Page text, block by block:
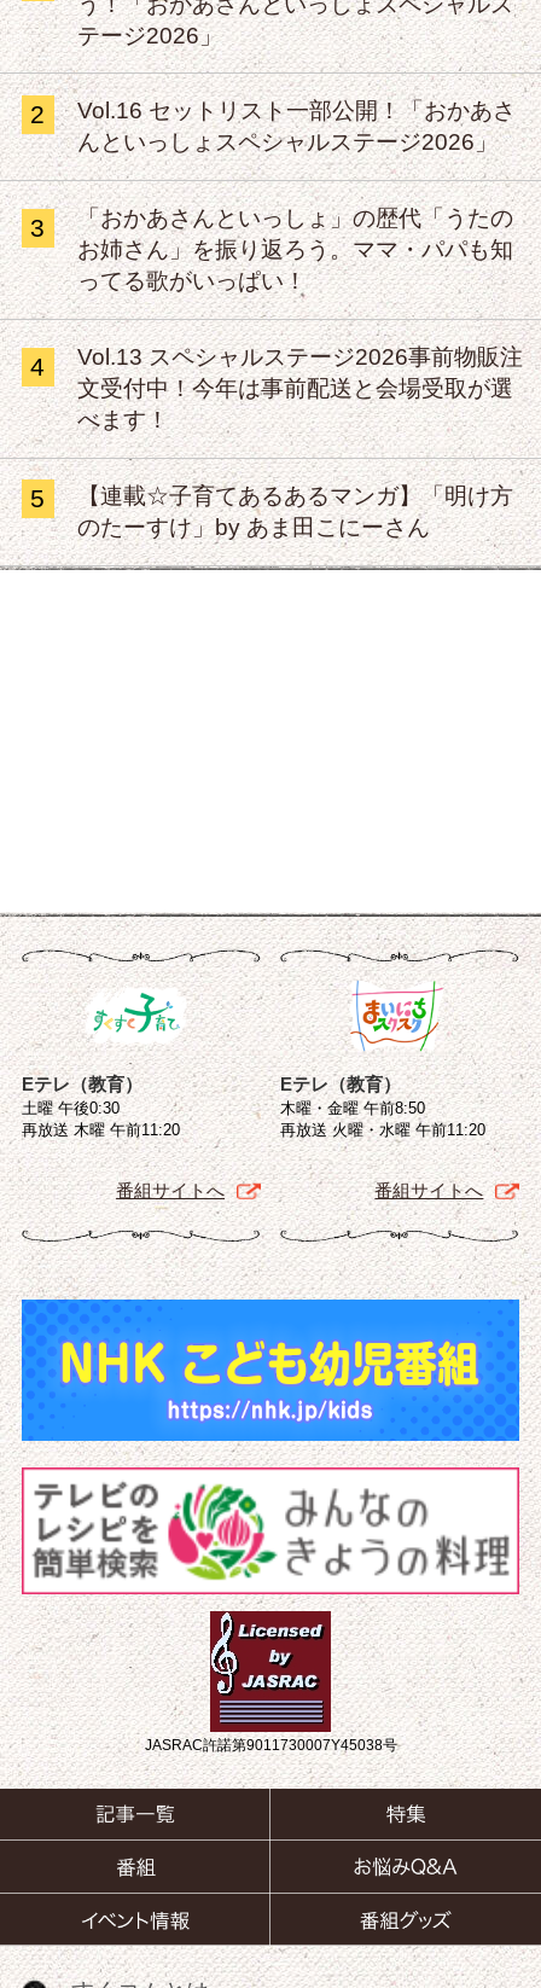
テージ2026」
2
Vol.16 セットリスト一部公開！「おかあさ
んといっしょスペシャルステージ2026」
3
「おかあさんといっしょ」の歴代「うたの
お姉さん」を振り返ろう。ママ・パパも知
ってる歌がいっぱい！
4
Vol.13 スペシャルステージ2026事前物販注
文受付中！今年は事前配送と会場受取が選
べます！
5
【連載☆子育てあるあるマンガ】「明け方
のたーすけ」by あま田こにーさん
Eテレ（教育）
土曜 午後0:30
再放送 木曜 午前11:20
番組サイトへ
Eテレ（教育）
木曜・金曜 午前8:50
再放送 火曜・水曜 午前11:20
番組サイトへ
JASRAC許諾第9011730007Y45038号